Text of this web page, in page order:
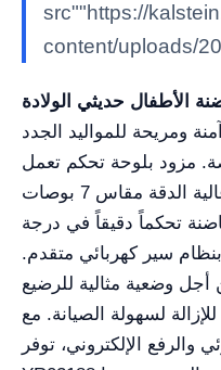
src""https://
content/uploads/
ومريحة للمواليد الجدد
مزود بلوحة تحكم تعمل
باللمس عالية الدقة مقاس 7 بوصات LCD سهلة
تحكماً دقيقاً في درجة
سير كهربائي متقدم.
أجل وضعية مثالية للرضيع
لسهولة الصيانة. مع
والرفع الإلكتروني، توفر